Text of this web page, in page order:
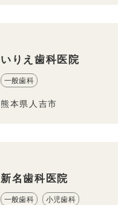
いりえ歯科医院
一般歯科
熊本県人吉市
新名歯科医院
一般歯科 小児歯科